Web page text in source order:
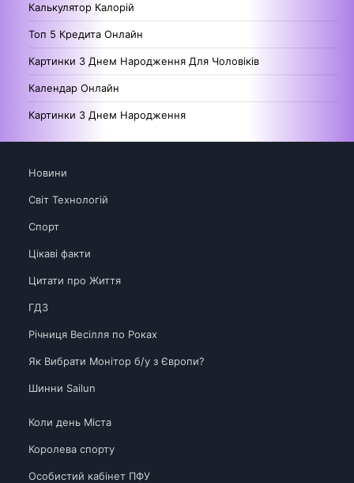
Калькулятор Калорій
Топ 5 Кредита Онлайн
Картинки З Днем Народження Для Чоловіків
Календар Онлайн
Картинки З Днем Народження
Новини
Світ Технологій
Спорт
Цікаві факти
Цитати про Життя
ГДЗ
Річниця Весілля по Роках
Як Вибрати Монітор б/у з Європи?
Шинни Sailun
Коли день Міста
Королева спорту
Особистий кабінет ПФУ